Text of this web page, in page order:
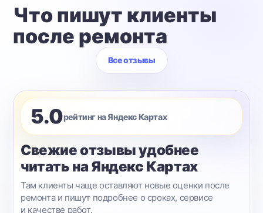
Что пишут клиенты
после ремонта
Все отзывы
5.0рейтинг на Яндекс Картах
Свежие отзывы удобнее
читать на Яндекс Картах
Там клиенты чаще оставляют новые оценки после
ремонта и пишут подробнее о сроках, сервисе
и качестве работ.